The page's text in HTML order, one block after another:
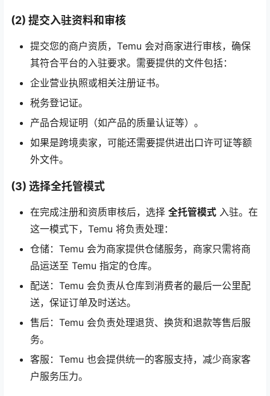
(2) 提交入驻资料和审核
提交您的商户资质，Temu 会对商家进行审核，确保
其符合平台的入驻要求。需要提供的文件包括：
企业营业执照或相关注册证书。
税务登记证。
产品合规证明（如产品的质量认证等）。
如果是跨境卖家，可能还需要提供进出口许可证等额
外文件。
(3) 选择全托管模式
在完成注册和资质审核后，选择 全托管模式 入驻。在
这一模式下，Temu 将负责处理：
仓储：Temu 会为商家提供仓储服务，商家只需将商
品运送至 Temu 指定的仓库。
配送：Temu 会负责从仓库到消费者的最后一公里配
送，保证订单及时送达。
售后：Temu 会负责处理退货、换货和退款等售后服
务。
客服：Temu 也会提供统一的客服支持，减少商家客
户服务压力。